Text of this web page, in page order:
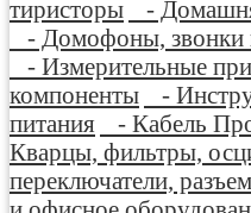
тиристоры
-
- Домофоны, звонки
- Измерительные
компоненты
-
питания
- Кабель
Кварцы, фильтры,
переключатели,